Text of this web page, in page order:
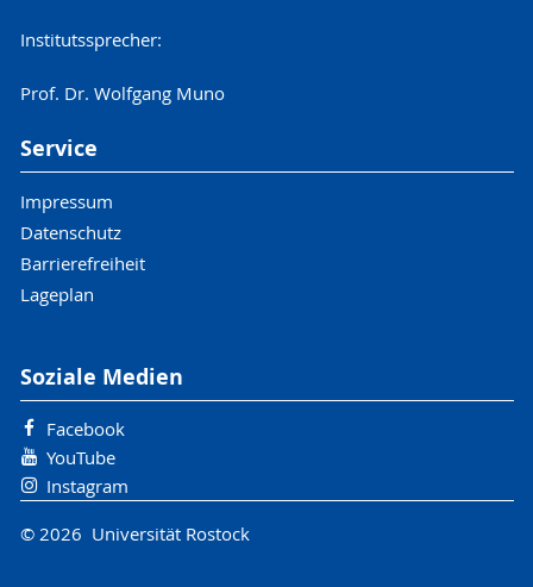
Institutssprecher:
Prof. Dr. Wolfgang Muno
Service
Impressum
Datenschutz
Barrierefreiheit
Lageplan
Soziale Medien
Facebook
YouTube
Instagram
© 2026 Universität Rostock